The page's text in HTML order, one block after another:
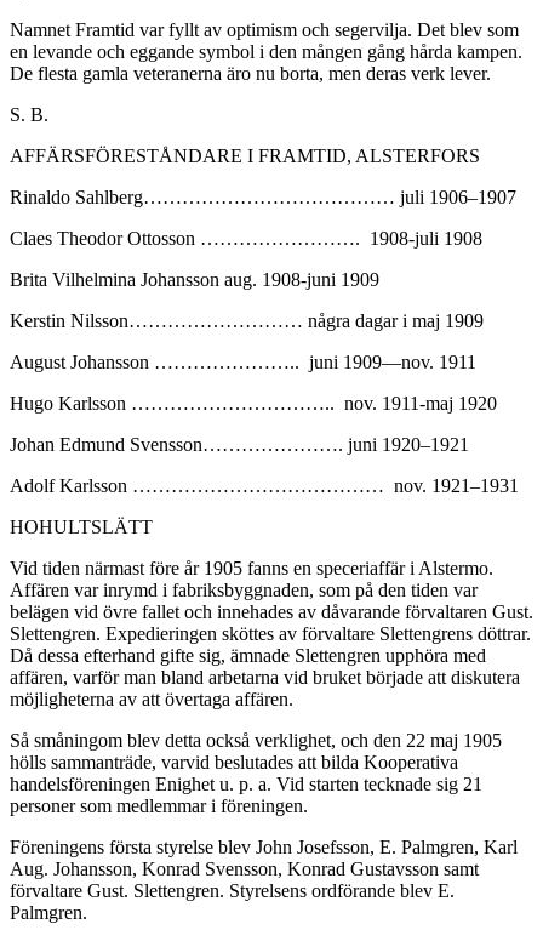
Namnet Framtid var fyllt av optimism och segervilja. Det blev som
en levande och eggande symbol i den mången gång hårda kampen.
De flesta gamla veteranerna äro nu borta, men deras verk lever.
S. B.
AFFÄRSFÖRESTÅNDARE I FRAMTID, ALSTERFORS
Rinaldo Sahlberg………………………………… juli 1906–1907
Claes Theodor Ottosson ……………………. 1908-juli 1908
Brita Vilhelmina Johansson aug. 1908-juni 1909
Kerstin Nilsson……………………… några dagar i maj 1909
August Johansson ………………….. juni 1909—nov. 1911
Hugo Karlsson ………………………….. nov. 1911-maj 1920
Johan Edmund Svensson…………………. juni 1920–1921
Adolf Karlsson ………………………………… nov. 1921–1931
HOHULTSLÄTT
Vid tiden närmast före år 1905 fanns en speceriaffär i Alstermo.
Affären var inrymd i fabriksbyggnaden, som på den tiden var
belägen vid övre fallet och innehades av dåvarande förvaltaren Gust.
Slettengren. Expedieringen sköttes av för­valtare Slettengrens döttrar.
Då dessa efterhand gifte sig, ämnade Slettengren upphöra med
affären, varför man bland arbetarna vid bruket började att diskutera
möjligheterna av att övertaga affären.
Så småningom blev detta också verklighet, och den 22 maj 1905
hölls sammanträde, varvid beslutades att bilda Kooperativa
handelsföreningen Enighet u. p. a. Vid starten tecknade sig 21
personer som medlemmar i föreningen.
Föreningens första styrelse blev John Josefsson, E. Palmgren, Karl
Aug. Johansson, Konrad Svensson, Konrad Gustavsson samt
förvaltare Gust. Slettengren. Styrelsens ordförande blev E.
Palmgren.